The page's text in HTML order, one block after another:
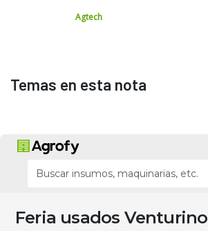
Agtech
Temas en esta nota
Feria usados Venturino